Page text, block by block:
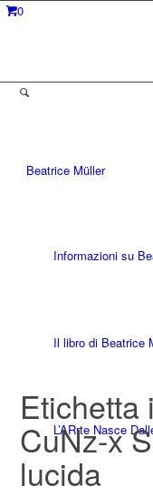
0
Beatrice Müller
Informazioni su
Il libro di Beatrice
L’ARrte Nasce
Etichetta
CuNz-x
lucida